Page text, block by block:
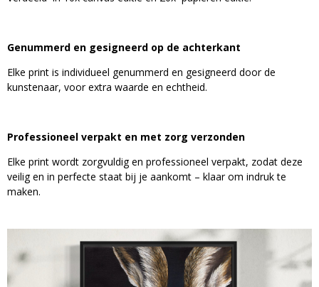
Genummerd en gesigneerd op de achterkant
Elke print is individueel genummerd en gesigneerd door de
kunstenaar, voor extra waarde en echtheid.
Professioneel verpakt en met zorg verzonden
Elke print wordt zorgvuldig en professioneel verpakt, zodat deze
veilig en in perfecte staat bij je aankomt – klaar om indruk te
maken.